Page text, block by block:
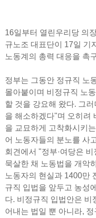
16일부터 열린우리당 의
규노조 대표단이 17일 기
노동계의 총력 대응을 촉
정부는 그동안 정규직 노
몰아붙이며 비정규직 노
할 것을 강요해 왔다. 그
을 해소하겠다"며 오히려
을 교묘하게 고착화시키
어 노동자들의 분노를 사
회견에서 "정부·여당은
묵살한 채 노동법을 개악
노동자의 현실과 1400만
규직 입법을 앞두고 농성
다. 비정규직 입법안은 비
어내는 법일 뿐 아니라,